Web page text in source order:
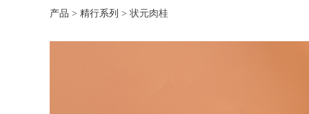
状元肉桂
产品 > 精行系列 > 状元肉桂